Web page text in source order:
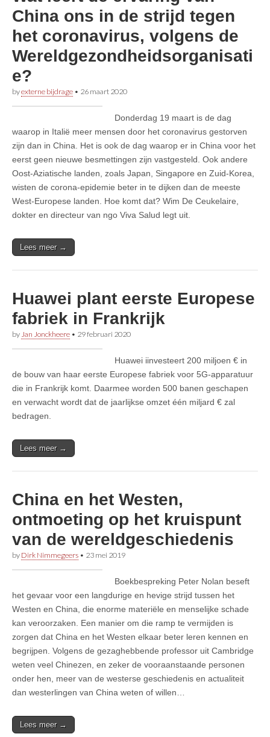
China ons in de strijd tegen
het coronavirus, volgens de
Wereldgezondheidsorganisati
e?
byexterne bijdrage • 26 maart 2020
Donderdag 19 maart is de dag
waarop in Italië meer mensen door het coronavirus gestorven
zijn dan in China. Het is ook de dag waarop er in China voor het
eerst geen nieuwe besmettingen zijn vastgesteld. Ook andere
Oost-Aziatische landen, zoals Japan, Singapore en Zuid-Korea,
wisten de corona-epidemie beter in te dijken dan de meeste
West-Europese landen. Hoe komt dat? Wim De Ceukelaire,
dokter en directeur van ngo Viva Salud legt uit.
Lees meer →
Huawei plant eerste Europese
fabriek in Frankrijk
by Jan Jonckheere • 29 februari 2020
Huawei iinvesteert 200 miljoen € in
de bouw van haar eerste Europese fabriek voor 5G-apparatuur
die in Frankrijk komt. Daarmee worden 500 banen geschapen
en verwacht wordt dat de jaarlijkse omzet één miljard € zal
bedragen.
Lees meer →
China en het Westen,
ontmoeting op het kruispunt
van de wereldgeschiedenis
by Dirk Nimmegeers • 23 mei 2019
Boekbespreking Peter Nolan beseft
het gevaar voor een langdurige en hevige strijd tussen het
Westen en China, die enorme materiële en menselijke schade
kan veroorzaken. Een manier om die ramp te vermijden is
zorgen dat China en het Westen elkaar beter leren kennen en
begrijpen. Volgens de gezaghebbende professor uit Cambridge
weten veel Chinezen, en zeker de vooraanstaande personen
onder hen, meer van de westerse geschiedenis en actualiteit
dan westerlingen van China weten of willen…
Lees meer →